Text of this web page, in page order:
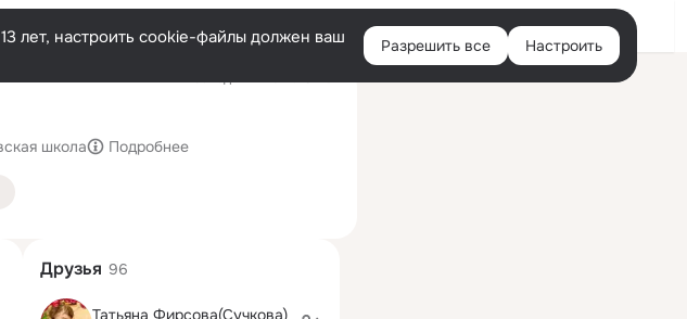
Войти
лет, настроить cookie-файлы должен ваш
Разрешить все Настроить
школа Подробнее
Друзья 96
Татьяна Фирсова(Сучкова)